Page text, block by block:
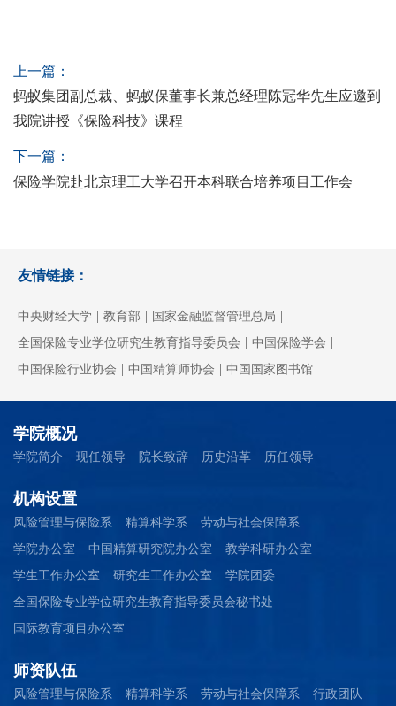
上一篇：
蚂蚁集团副总裁、蚂蚁保董事长兼总经理陈冠华先生应邀到
我院讲授《保险科技》课程
下一篇：
保险学院赴北京理工大学召开本科联合培养项目工作会
友情链接：
中央财经大学 | 教育部 | 国家金融监督管理总局 |
全国保险专业学位研究生教育指导委员会 | 中国保险学会 |
中国保险行业协会 | 中国精算师协会 | 中国国家图书馆
学院概况
学院简介 现任领导 院长致辞 历史沿革 历任领导
机构设置
风险管理与保险系 精算科学系
劳动与社会保障系
学院办公室
中国精算研究院办公室
教学科研办公室
学生工作办公室
研究生工作办公室
学院团委
全国保险专业学位研究生教育指导委员会秘书处
国际教育项目办公室
师资队伍
风险管理与保险系 精算科学系 劳动与社会保障系
行政团队